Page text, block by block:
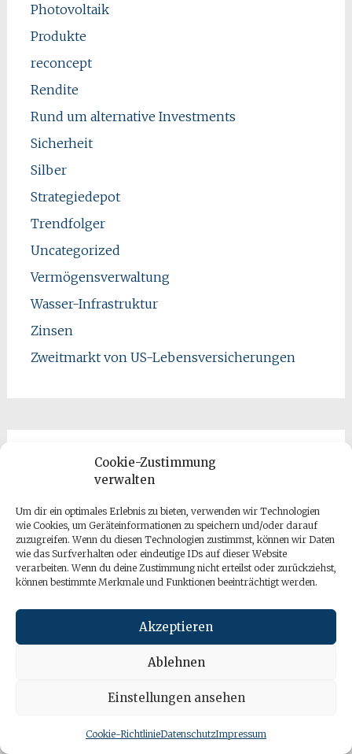
Cookie-Zustimmung
verwalten
Um dir ein optimales Erlebnis zu bieten, verwenden wir Technologien
wie Cookies, um Geräteinformationen zu speichern und/oder darauf
zuzugreifen. Wenn du diesen Technologien zustimmst, können wir Daten
wie das Surfverhalten oder eindeutige IDs auf dieser Website
verarbeiten. Wenn du deine Zustimmung nicht erteilst oder zurückziehst,
können bestimmte Merkmale und Funktionen beeinträchtigt werden.
Akzeptieren
Ablehnen
Einstellungen ansehen
Cookie-RichtlinieDatenschutzImpressum
Photovoltaik
Produkte
reconcept
Rendite
Rund um alternative Investments
Sicherheit
Silber
Strategiedepot
Trendfolger
Uncategorized
Vermögensverwaltung
Wasser-Infrastruktur
Zinsen
Zweitmarkt von US-Lebensversicherungen
Januar 2026
Dezember 2025
September 2025
Mai 2025
Dezember 2024
Oktober 2024